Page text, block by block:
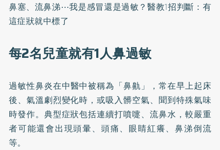
鼻塞、流鼻涕⋯我是感冒還是過敏？醫教1招判斷：有
這症狀就中標了
每2名兒童就有1人鼻過敏
過敏性鼻炎在中醫中被稱為「鼻鼽」，常在早上起床
後、氣溫劇烈變化時，或吸入髒空氣、聞到特殊氣味
時發作。典型症狀包括連續打噴嚏、流鼻水，較嚴重
者可能還會出現頭暈、頭痛、眼睛紅癢、鼻涕倒流
等。